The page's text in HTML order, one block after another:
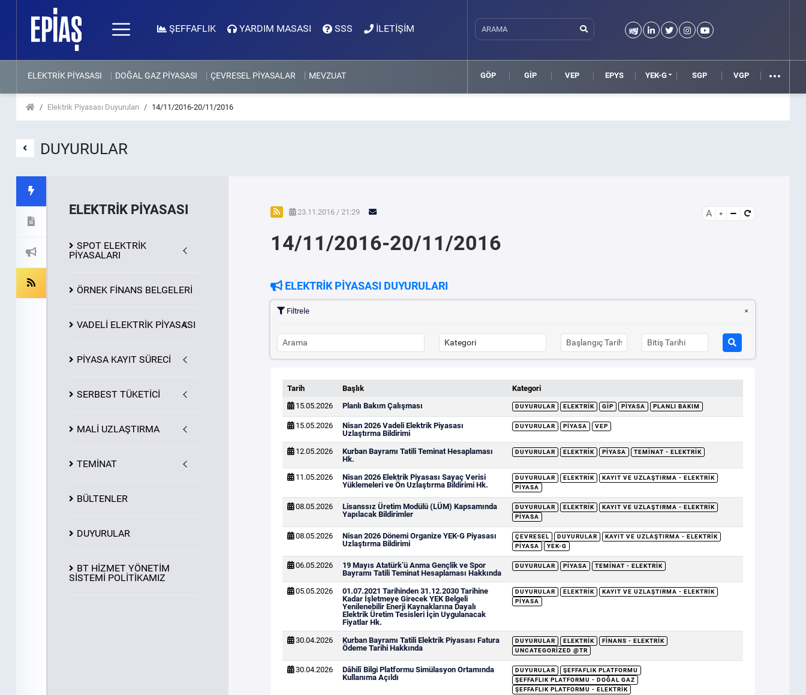
ŞEFFAFLIK YARDIM MASASI SSS İLETİŞİM
ELEKTRİK PİYASASI DOĞAL GAZ PİYASASI ÇEVRESEL PİYASALAR MEVZUAT GÖP GİP VEP EPYS YEK-G SGP VGP
Elektrik Piyasası Duyuruları 14/11/2016-20/11/2016
DUYURULAR
ELEKTRİK PİYASASI
SPOT ELEKTRİK
PİYASALARI
ÖRNEK FİNANS BELGELERİ
VADELİ ELEKTRİK PİYASASI
PİYASAKAYIT SÜRECİ
SERBEST TÜKETİCİ
MALİ UZLAŞTIRMA
TEMİNAT
BÜLTENLER
DUYURULAR
BT HİZMET YÖNETİM
SİSTEMİ POLİTİKAMIZ
23.11.2016 / 21:29 A
14/11/2016-20/11/2016
ELEKTRİK PİYASASI DUYURULARI
Filtrele
Tarih Başlık
Kategori
15.05.2026
Planlı Bakım Çalışması DUYURULAR ELEKTRIK GİP PIYASA PLANLI BAKIM
15.05.2026
Nisan 2026 Vadeli Elektrik Piyasası
Uzlaştırma Bildirimi
DUYURULAR PIYASA VEP
12.05.2026
Kurban Bayramı Tatili Teminat Hesaplaması
Hk.
DUYURULAR ELEKTRIK PIYASA TEMINAT - ELEKTRIK
11.05.2026
Nisan 2026 Elektrik Piyasası Sayaç Verisi
Yüklemeleri ve Ön Uzlaştırma Bildirimi Hk.
DUYURULAR ELEKTRIK
KAYIT VE UZLAŞTIRMA - ELEKTRIK
PIYASA
08.05.2026
Lisanssız Üretim Modülü (LÜM) Kapsamında
Yapılacak Bildirimler
DUYURULAR ELEKTRIK
KAYIT VE UZLAŞTIRMA - ELEKTRIK
PIYASA
08.05.2026
Nisan 2026 Dönemi Organize YEK-G Piyasası
Uzlaştırma Bildirimi
ÇEVRESEL DUYURULAR
KAYIT VE UZLAŞTIRMA - ELEKTRIK
PIYASA
YEK-G
06.05.2026
19 Mayıs Atatürk’ü Anma Gençlik ve Spor
Bayramı Tatili Teminat Hesaplaması Hakkında
DUYURULAR PIYASA TEMINAT - ELEKTRIK
05.05.2026
01.07.2021 Tarihinden 31.12.2030 Tarihine
Kadar İşletmeye Girecek YEK Belgeli
Yenilenebilir Enerji Kaynaklarına Dayalı
Elektrik Üretim Tesisleri İçin Uygulanacak
Fiyatlar Hk.
DUYURULAR ELEKTRIK
KAYIT VE UZLAŞTIRMA - ELEKTRIK
PIYASA
30.04.2026
Kurban Bayramı Tatili Elektrik Piyasası Fatura
Ödeme Tarihi Hakkında
DUYURULAR ELEKTRIK
FINANS - ELEKTRIK
UNCATEGORIZED @TR
30.04.2026
Dâhilî Bilgi Platformu Simülasyon Ortamında
Kullanıma Açıldı
DUYURULAR
ŞEFFAFLIK PLATFORMU
ŞEFFAFLIK PLATFORMU - DOĞAL GAZ
ŞEFFAFLIK PLATFORMU - ELEKTRIK